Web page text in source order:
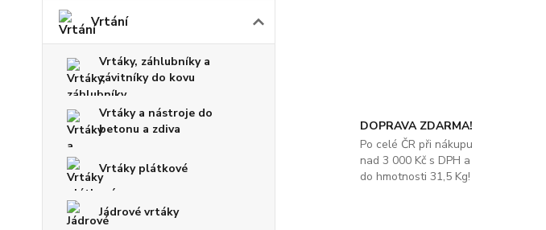
Vrtání
Vrtáky, záhlubníky a
závitníky do kovu
Vrtáky a nástroje do
betonu a zdiva
Vrtáky plátkové
Jádrové vrtáky
DOPRAVA ZDARMA!
Po celé ČR při nákupu
nad 3 000 Kč s DPH a
do hmotnosti 31,5 Kg!